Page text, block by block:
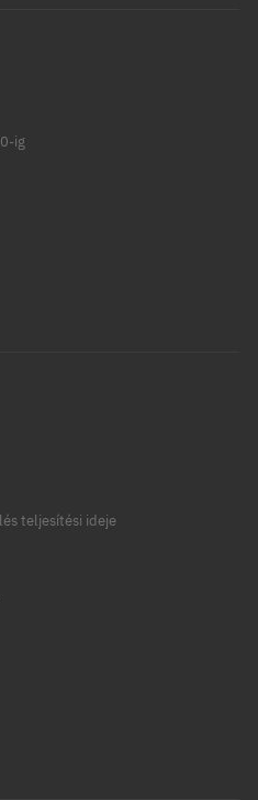
ig
teljesítési ideje